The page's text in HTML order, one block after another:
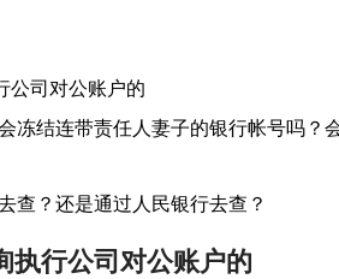
公司对公账户的
冻结连带责任人妻子的银行帐号吗？
查？还是通过人民银行去查？
执行公司对公账户的